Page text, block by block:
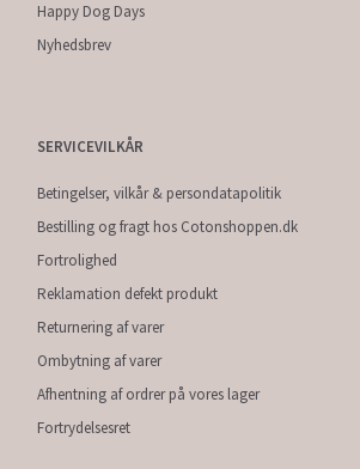
Happy Dog Days
Nyhedsbrev
SERVICEVILKÅR
Betingelser, vilkår & persondatapolitik
Bestilling og fragt hos Cotonshoppen.dk
Fortrolighed
Reklamation defekt produkt
Returnering af varer
Ombytning af varer
Afhentning af ordrer på vores lager
Fortrydelsesret